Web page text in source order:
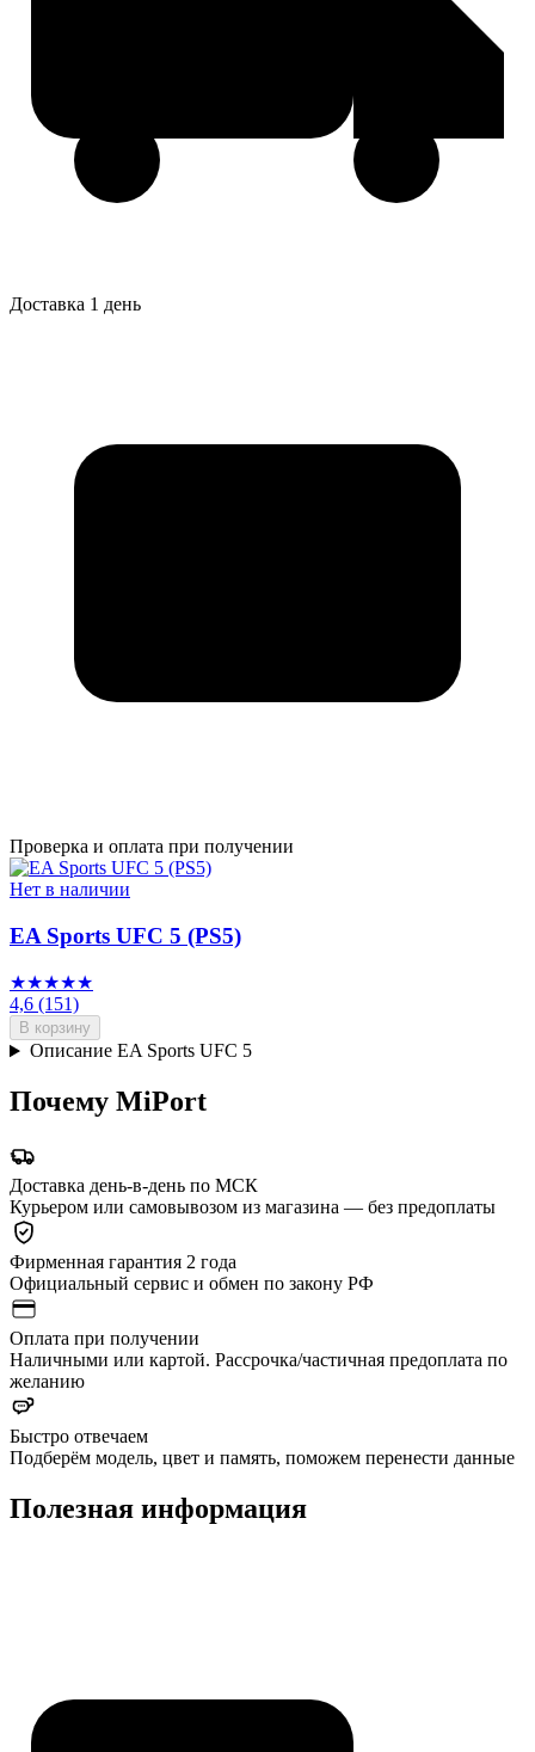
Доставка 1 день
Проверка и оплата при получении
Нет в наличии
EA Sports UFC 5 (PS5)
★★★★★
4,6 (151)
В корзину
Описание EA Sports UFC 5
Почему MiPort
Доставка день-в-день по МСК
Курьером или самовывозом из магазина — без предоплаты
Фирменная гарантия 2 года
Официальный сервис и обмен по закону РФ
Оплата при получении
Наличными или картой. Рассрочка/частичная предоплата по
желанию
Быстро отвечаем
Подберём модель, цвет и память, поможем перенести данные
Полезная информация